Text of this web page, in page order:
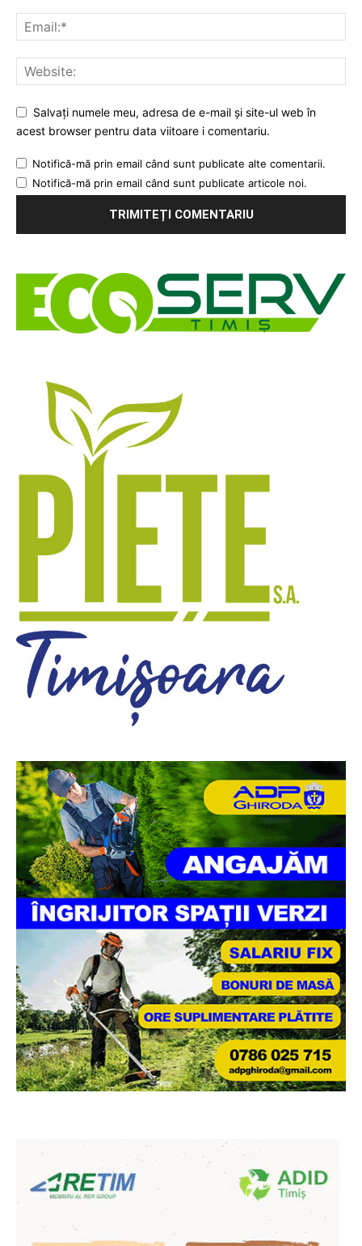
Salvați numele meu, adresa de e-mail și site-ul web în
acest browser pentru data viitoare i comentariu.
Notifică-mă prin email când sunt publicate alte comentarii.
Notifică-mă prin email când sunt publicate articole noi.